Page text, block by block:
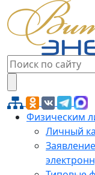
Физическим
Личный